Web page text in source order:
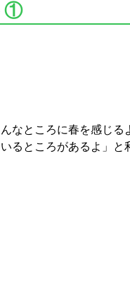
①
なところに春を感じる
るところがあるよ」